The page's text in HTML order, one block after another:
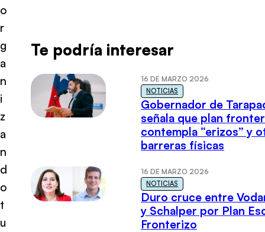
o
r
g
a
n
i
z
a
n
d
o
t
u
Te podría interesar
16 DE MARZO 2026
NOTICIAS
Gobernador de
señala que plan
contempla “erizos” y
barreras físicas
16 DE MARZO 2026
NOTICIAS
Duro cruce entre
y Schalper por Plan
Fronterizo